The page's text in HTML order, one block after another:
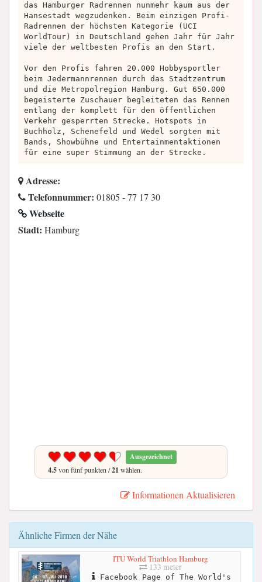
das Hamburger Radrennen nunmehr kaum aus der
Hansestadt wegzudenken. Beim einzigen Profi-
Radrennen der höchsten Kategorie (UCI
WorldTour) in Deutschland gehen Jahr für Jahr
viele der weltbesten Profis an den Start.
Vor den Profis fahren 20.000 Hobbysportler
beim Jedermannrennen durch das Stadtzentrum
und die Metropolregion Hamburg. Gut 650.000
begeisterte Zuschauer begleiteten das Rennen
entlang der komplett für den öffentlichen
Verkehr gesperrten Strecke. Hotspots in
Buchholz, Schenefeld und Wedel sorgten mit
Bands, Showbühne und Entertainmentaktionen
für eine super Stimmung an der Strecke.
Adresse:
Telefonnummer: 01805 - 77 17 30
Webseite
Stadt: Hamburg
Ausgezeichnet
4.5von fünf punkten /21 wählen.
Informationen Aktualisieren
Ähnliche Firmen der Nähe
ITU World Triathlon Hamburg
133 meter
Facebook Page of The World's